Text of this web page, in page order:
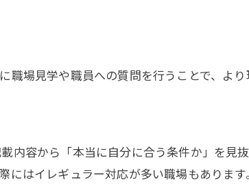
ケアマネ求人で注目の働き方と選び方の
場見学や職員への質問を行うことで、より
内容から「本当に自分に合う条件か」を見
はイレギュラー対応が多い職場もあります。